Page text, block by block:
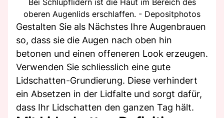
oberen Augenlids erschlaffen. - Depositphotos
Gestalten Sie als Nächstes Ihre Augenbrauen
so, dass sie die Augen nach oben hin
betonen und einen offeneren Look erzeugen.
Verwenden Sie schliesslich eine gute
Lidschatten-Grundierung. Diese verhindert
ein Absetzen in der Lidfalte und sorgt dafür,
dass Ihr Lidschatten den ganzen Tag hält.